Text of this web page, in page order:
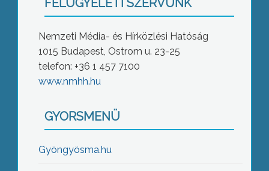
FELÜGYELETI SZERVÜNK
Nemzeti Média- és Hírközlési Hatóság
1015 Budapest, Ostrom u. 23-25
telefon: +36 1 457 7100
www.nmhh.hu
GYORSMENÜ
Gyöngyösma.hu